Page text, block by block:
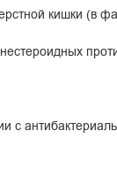
кишки (в
с